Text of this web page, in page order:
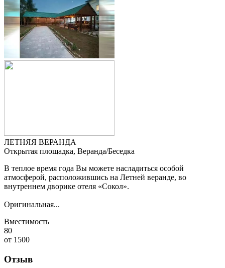
ЛЕТНЯЯ ВЕРАНДА
Открытая площадка, Веранда/Беседка
В теплое время года Вы можете насладиться особой
атмосферой, расположившись на Летней веранде, во
внутреннем дворике отеля «Сокол».
Оригинальная...
Вместимость
80
от 1500
Отзыв